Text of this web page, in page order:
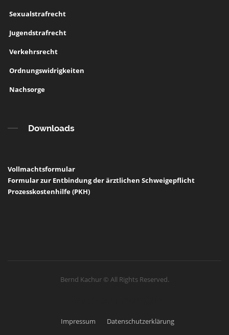
Sexualstrafrecht
Jugendstrafrecht
Verkehrsrecht
Ordnungswidrigkeiten
Nachsorge
Downloads
Vollmachtsformular
Formular zur Entbindung der ärztlichen Schweigepflicht
Prozesskostenhilfe (PKH)
Bernd Kachur © All Rights Reserved.
Impressum Datenschutzerklärung